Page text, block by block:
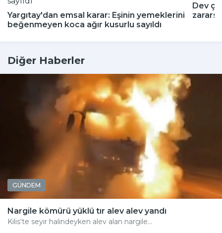
Yargıtay'dan emsal karar: Eşinin yemeklerini
beğenmeyen koca ağır kusurlu sayıldı
Dev
Diğer Haberler
GÜNDEM
Nargile kömürü yüklü tır alev alev yandı
Kilis'te seyir halindeyken alev alan nargile...